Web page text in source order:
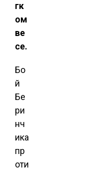
гк
ом
ве
се.
Бо
й
Бе
ри
нч
ика
пр
оти